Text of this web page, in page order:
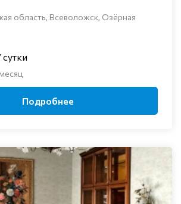
область, Всеволожск, Озёрная
сутки
Подробнее